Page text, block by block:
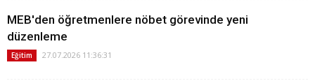
MEB'den öğretmenlere nöbet görevinde yeni
düzenleme
Eğitim 27.07.2026 11:36:31